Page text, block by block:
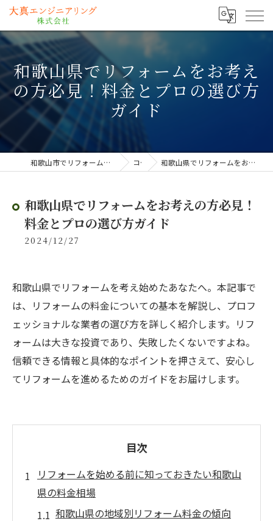
和歌山県でリフォームをお考え
の方必見！料金とプロの選び方
ガイド
和歌山市でリフォームなら大真エンジニアリング株式会社 コラム 和歌山県でリフォームをお考えの方必見！料金とプロの選び方ガイド
和歌山県でリフォームをお考えの方必見！
料金とプロの選び方ガイド
2024/12/27
和歌山県でリフォームを考え始めたあなたへ。本記事で
は、リフォームの料金についての基本を解説し、プロフ
ェッショナルな業者の選び方を詳しく紹介します。リフ
ォームは大きな投資であり、失敗したくないですよね。
信頼できる情報と具体的なポイントを押さえて、安心し
てリフォームを進めるためのガイドをお届けします。
目次
リフォームを始める前に知っておきたい和歌山
県の料金相場
和歌山県の地域別リフォーム料金の傾向